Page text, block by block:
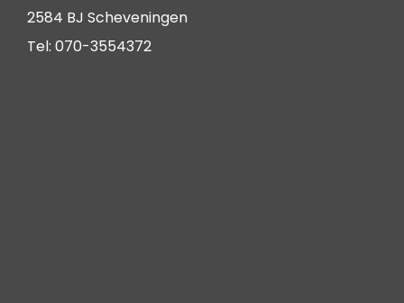
2584 BJ Scheveningen
Tel: 070-3554372